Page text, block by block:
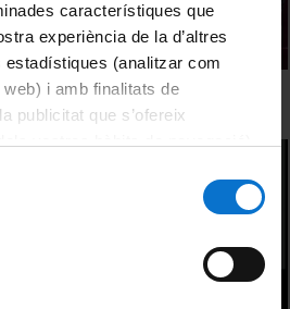
característiques que
experiència de la d’altres
(analitzar com
i amb finalitats de
publicitat que s’ofereix
galetes del lloc web de la
Vinyoles